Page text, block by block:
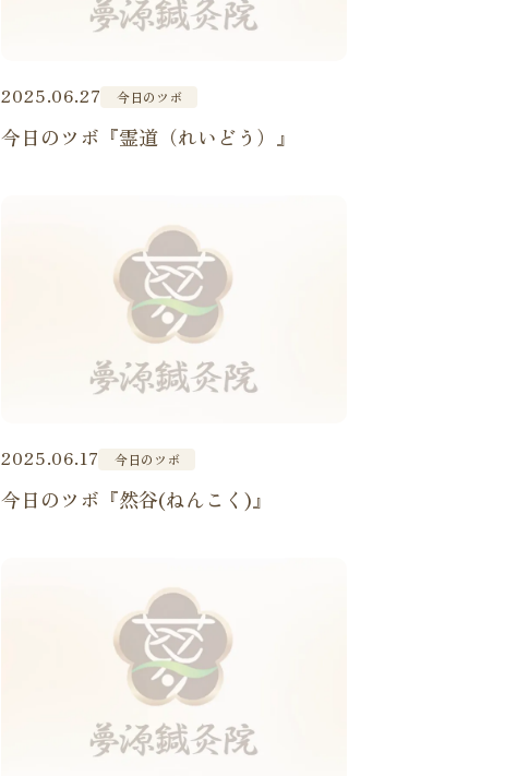
2025.06.27 今日のツボ
今日のツボ『霊道（れいどう）』
2025.06.17 今日のツボ
今日のツボ『然谷(ねんこく)』